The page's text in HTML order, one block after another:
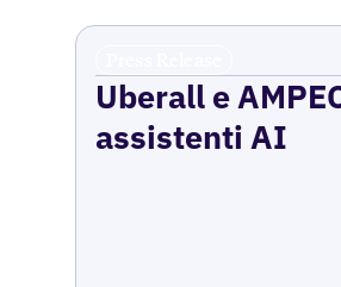
Uberall e
assistenti AI